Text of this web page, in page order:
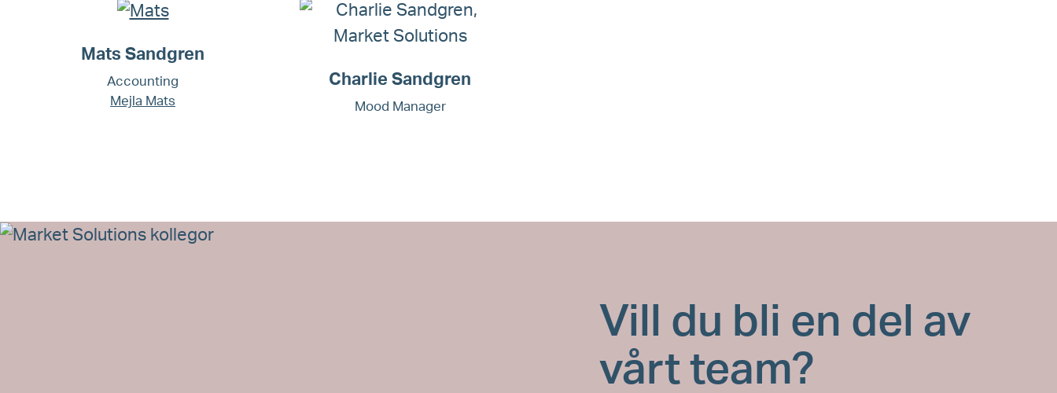
Mats Sandgren
Accounting
Mejla Mats
Charlie Sandgren
Mood Manager
Vill du bli en del av
vårt team?